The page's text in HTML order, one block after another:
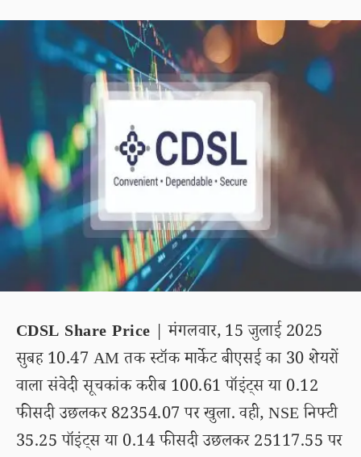
CDSL Share Price | मंगलवार, 15 जुलाई 2025
सुबह 10.47 AM तक स्टॉक मार्केट बीएसई का 30 शेयरों
वाला संवेदी सूचकांक करीब 100.61 पॉइंट्स या 0.12
फीसदी उछलकर 82354.07 पर खुला. वही, NSE निफ्टी
35.25 पॉइंट्स या 0.14 फीसदी उछलकर 25117.55 पर